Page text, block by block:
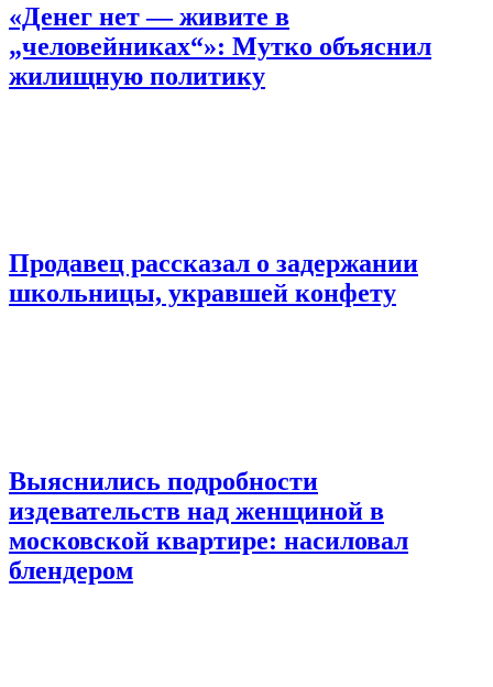
«Денег нет — живите в
„человейниках“»: Мутко объяснил
жилищную политику
Продавец рассказал о задержании
школьницы, укравшей конфету
Выяснились подробности
издевательств над женщиной в
московской квартире: насиловал
блендером